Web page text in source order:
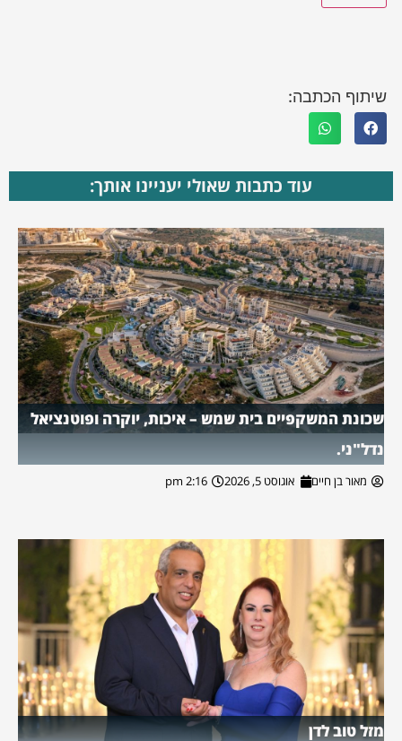
שיתוף הכתבה:
עוד כתבות שאולי יעניינו אותך:
שכונת המשקפיים בית שמש – איכות, יוקרה ופוטנציאל
נדל"ני.
מאור בן חיים אוגוסט 5, 2026 2:16 pm
מזל טוב לדן